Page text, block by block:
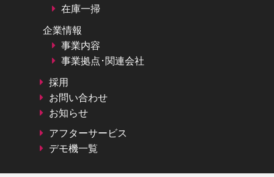
在庫一掃
企業情報
事業内容
事業拠点･関連会社
採用
お問い合わせ
お知らせ
アフターサービス
デモ機一覧